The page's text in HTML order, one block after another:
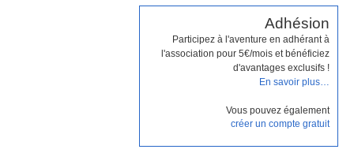
Adhésion
Participez à l'aventure en adhérant à
l'association pour 5€/mois et bénéficiez
d'avantages exclusifs !
En savoir plus…
Vous pouvez également
créer un compte gratuit